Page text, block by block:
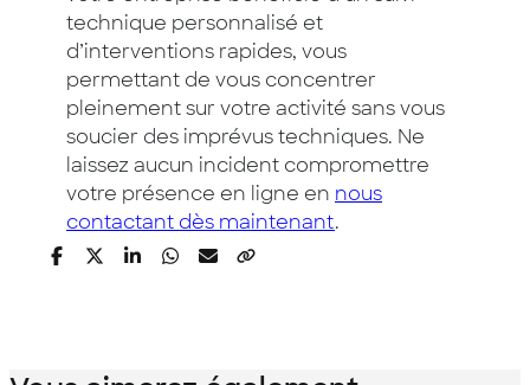
technique personnalisé et
d’interventions rapides, vous
permettant de vous concentrer
pleinement sur votre activité sans vous
soucier des imprévus techniques. Ne
laissez aucun incident compromettre
votre présence en ligne en nous
contactant dès maintenant.